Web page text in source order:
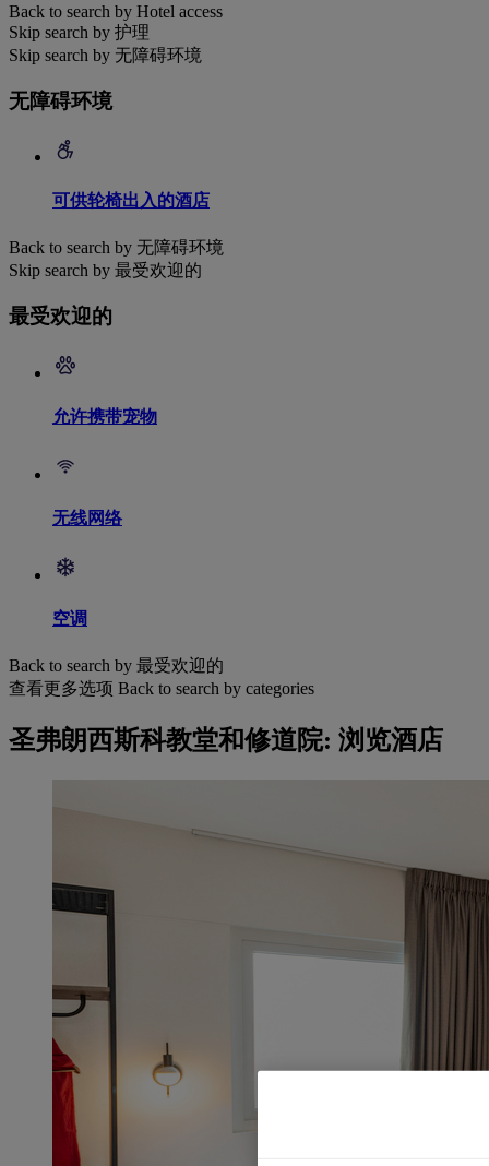
Back to search by Hotel access
Skip search by 护理
Skip search by 无障碍环境
无障碍环境
可供轮椅出入的酒店
Back to search by 无障碍环境
Skip search by 最受欢迎的
最受欢迎的
允许携带宠物
无线网络
空调
Back to search by 最受欢迎的
查看更多选项 Back to search by categories
圣弗朗西斯科教堂和修道院: 浏览酒店